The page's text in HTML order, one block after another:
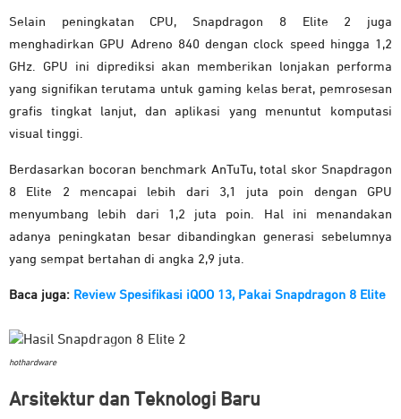
Selain peningkatan CPU, Snapdragon 8 Elite 2 juga
menghadirkan GPU Adreno 840 dengan clock speed hingga 1,2
GHz. GPU ini diprediksi akan memberikan lonjakan performa
yang signifikan terutama untuk gaming kelas berat, pemrosesan
grafis tingkat lanjut, dan aplikasi yang menuntut komputasi
visual tinggi.
Berdasarkan bocoran benchmark AnTuTu, total skor Snapdragon
8 Elite 2 mencapai lebih dari 3,1 juta poin dengan GPU
menyumbang lebih dari 1,2 juta poin. Hal ini menandakan
adanya peningkatan besar dibandingkan generasi sebelumnya
yang sempat bertahan di angka 2,9 juta.
Baca juga: Review Spesifikasi iQOO 13, Pakai Snapdragon 8 Elite
hothardware
Arsitektur dan Teknologi Baru